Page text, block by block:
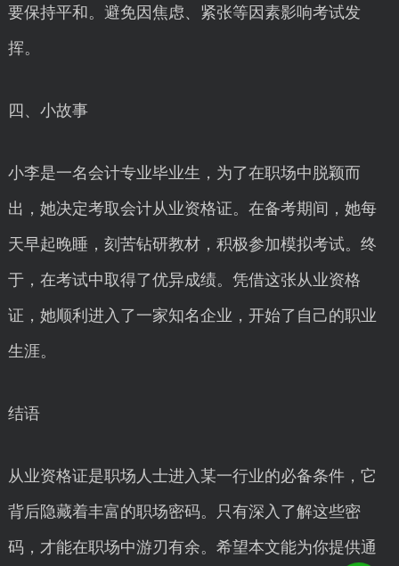
要保持平和。避免因焦虑、紧张等因素影响考试发
挥。
四、小故事
小李是一名会计专业毕业生，为了在职场中脱颖而
出，她决定考取会计从业资格证。在备考期间，她每
天早起晚睡，刻苦钻研教材，积极参加模拟考试。终
于，在考试中取得了优异成绩。凭借这张从业资格
证，她顺利进入了一家知名企业，开始了自己的职业
生涯。
结语
从业资格证是职场人士进入某一行业的必备条件，它
背后隐藏着丰富的职场密码。只有深入了解这些密
码，才能在职场中游刃有余。希望本文能为你提供通